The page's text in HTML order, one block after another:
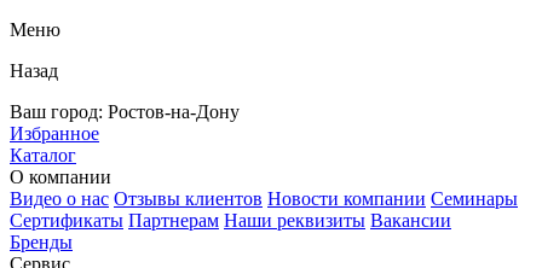
Меню
Назад
Ваш город: Ростов-на-Дону
Избранное
Каталог
О компании
Видео о нас Отзывы клиентов Новости компании Семинары
Сертификаты Партнерам Наши реквизиты Вакансии
Бренды
Сервис